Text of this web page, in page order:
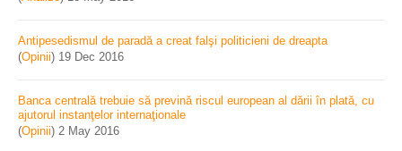
Antipesedismul de paradă a creat falşi politicieni de dreapta
(Opinii) 19 Dec 2016
Banca centrală trebuie să prevină riscul european al dării în plată, cu
ajutorul instanţelor internaţionale
(Opinii) 2 May 2016